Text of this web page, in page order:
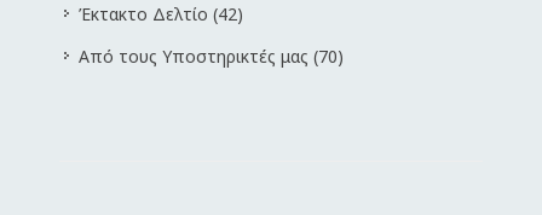
Έκτακτο Δελτίο (42)
Από τους Υποστηρικτές μας (70)